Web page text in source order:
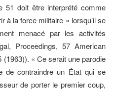
51 doit être interprété comme
à la force militaire « lorsqu’il se
menacé par les activités
Proceedings, 57 American
« Ce serait une parodie
de contraindre un État qui se
de porter le premier coup,